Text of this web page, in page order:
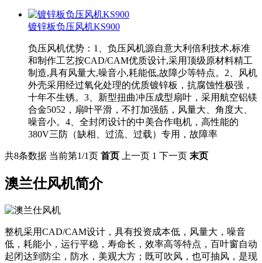
镀锌板负压风机KS900
负压风机优势：1、负压风机源自意大利倍利技术,标准
和制作工艺按CAD/CAM优质设计,采用顶级原材料精工
制造,具有风量大,噪音小,耗能低,故障少等特点。2、风机
外壳采用经过氧化处理的优质镀锌板，抗腐蚀性极强，
十年不生锈。3、新型扭曲冲压成型扇叶，采用航空铝镁
合金5052，扇叶平滑，不打加强筋，风量大、角度大、
噪音小。4、全封闭设计的中美合作电机，高性能的
380V三防（缺相、过流、过载）专用，故障率
共8条数据 当前第1/1页 首页 上一页 1 下一页 末页
澳兰仕风机简介
整机采用CAD/CAM设计，具有投资成本低，风量大，噪音
低，耗能小，运行平稳，寿命长，效率高等特点，百叶窗自动
起闭达到防尘，防水，美观大方；既可吹风，也可抽风，是现